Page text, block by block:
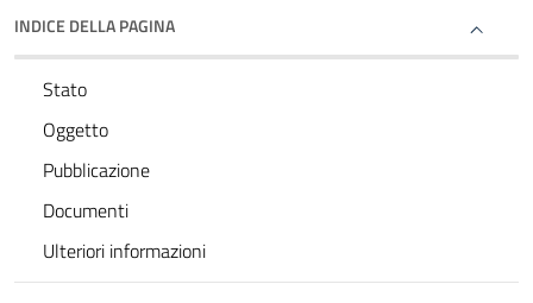
INDICE DELLA PAGINA
Stato
Oggetto
Pubblicazione
Documenti
Ulteriori informazioni